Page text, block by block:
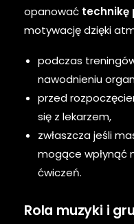
opanować technikę
motywację dzięki
podczas
nawodnieniu
przed
się z lekarzem,
zwłaszcza jeśli
mogące wpłynąć
ćwiczeń.
Rola muzyki i